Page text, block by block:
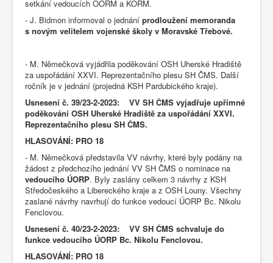
setkání vedoucích OORM a KORM.
- J. Bidmon informoval o jednání prodloužení memoranda
s novým velitelem vojenské školy v Moravské Třebové.
- M. Němečková vyjádřila poděkování OSH Uherské Hradiště
za uspořádání XXVI. Reprezentačního plesu SH ČMS. Další
ročník je v jednání (projedná KSH Pardubického kraje).
Usnesení č. 39/23-2-2023: VV SH ČMS vyjadřuje upřímné
poděkování OSH Uherské Hradiště za uspořádání XXVI.
Reprezentačního plesu SH ČMS.
HLASOVÁNÍ: PRO 18
- M. Němečková představila VV návrhy, které byly podány na
žádost z předchozího jednání VV SH ČMS o nominace na
vedoucího ÚORP. Byly zaslány celkem 3 návrhy z KSH
Středočeského a Libereckého kraje a z OSH Louny. Všechny
zaslané návrhy navrhují do funkce vedoucí ÚORP Bc. Nikolu
Fenclovou.
Usnesení č. 40/23-2-2023: VV SH ČMS schvaluje do
funkce vedoucího ÚORP Bc. Nikolu Fenclovou.
HLASOVÁNÍ: PRO 18